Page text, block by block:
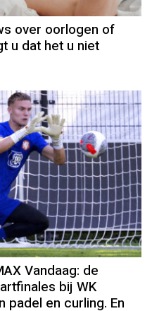
over oorlogen of
u dat het u niet
Vandaag: de
bij WK
padel en curling. En